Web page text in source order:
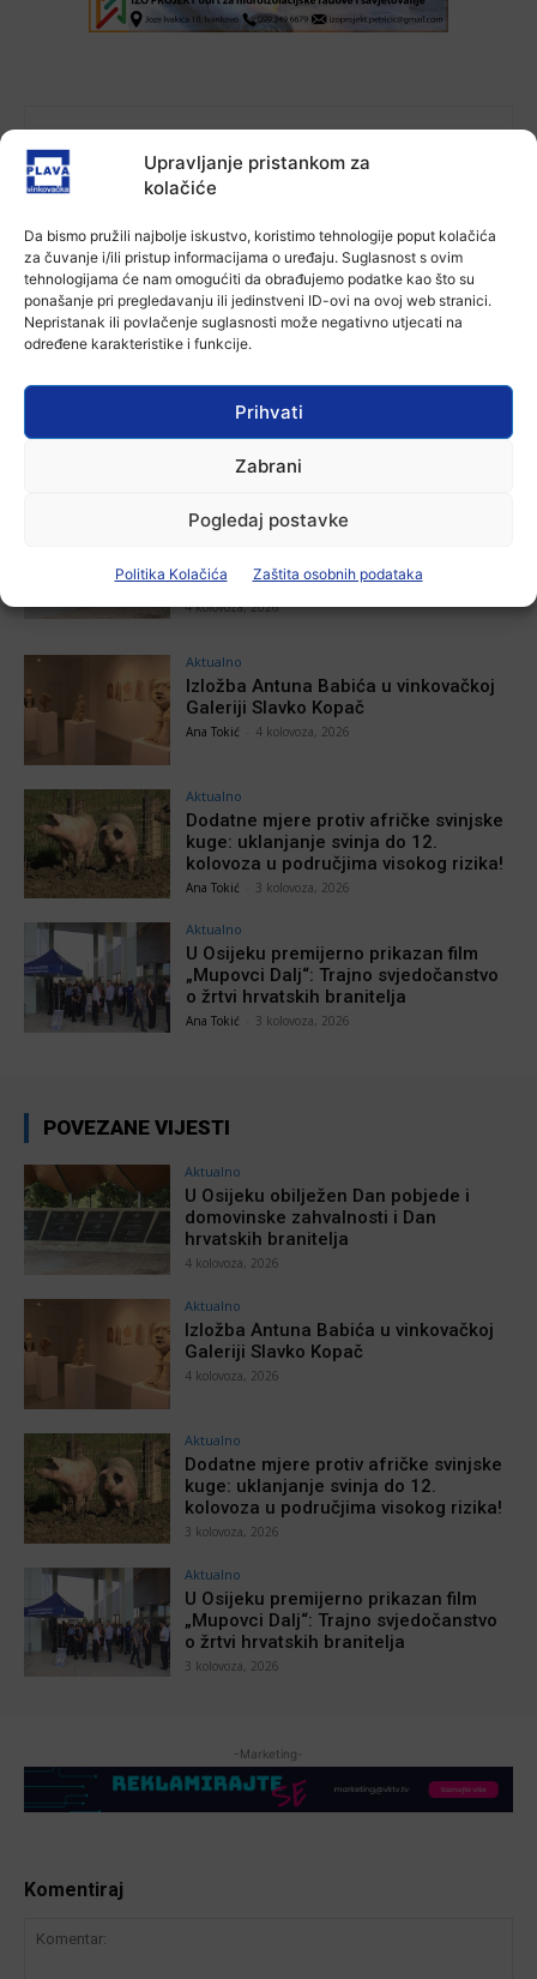
Upravljanje pristankom za
kolačiće
Da bismo pružili najbolje iskustvo, koristimo tehnologije poput kolačića
za čuvanje i/ili pristup informacijama o uređaju. Suglasnost s ovim
tehnologijama će nam omogućiti da obrađujemo podatke kao što su
ponašanje pri pregledavanju ili jedinstveni ID-ovi na ovoj web stranici.
Nepristanak ili povlačenje suglasnosti može negativno utjecati na
određene karakteristike i funkcije.
Prihvati
Zabrani
Pogledaj postavke
Politika Kolačića Zaštita osobnih podataka
Ana Tokić
Facebook X WhatsApp
Aktualno
hrvatskih branitelja
4 kolovoza, 2026
Aktualno
Izložba Antuna Babića u vinkovačkoj
Galeriji Slavko Kopač
Ana Tokić 4 kolovoza, 2026
Aktualno
Dodatne mjere protiv afričke svinjske
kuge: uklanjanje svinja do 12.
kolovoza u područjima visokog rizika!
Ana Tokić 3 kolovoza, 2026
Aktualno
U Osijeku premijerno prikazan film
„Mupovci Dalj“: Trajno svjedočanstvo
o žrtvi hrvatskih branitelja
Ana Tokić 3 kolovoza, 2026
POVEZANE VIJESTI
Aktualno
U Osijeku obilježen Dan pobjede i
domovinske zahvalnosti i Dan
hrvatskih branitelja
4 kolovoza, 2026
Aktualno
Izložba Antuna Babića u vinkovačkoj
Galeriji Slavko Kopač
4 kolovoza, 2026
Aktualno
Dodatne mjere protiv afričke svinjske
kuge: uklanjanje svinja do 12.
kolovoza u područjima visokog rizika!
3 kolovoza, 2026
Aktualno
U Osijeku premijerno prikazan film
„Mupovci Dalj“: Trajno svjedočanstvo
o žrtvi hrvatskih branitelja
3 kolovoza, 2026
-Marketing-
Komentiraj